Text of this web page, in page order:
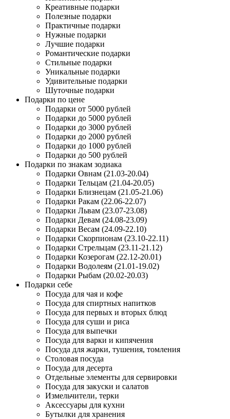
Креативные подарки
Полезные подарки
Практичные подарки
Нужные подарки
Лучшие подарки
Романтические подарки
Стильные подарки
Уникальные подарки
Удивительные подарки
Шуточные подарки
Подарки по цене
Подарки от 5000 рублей
Подарки до 5000 рублей
Подарки до 3000 рублей
Подарки до 2000 рублей
Подарки до 1000 рублей
Подарки до 500 рублей
Подарки по знакам зодиака
Подарки Овнам (21.03-20.04)
Подарки Тельцам (21.04-20.05)
Подарки Близнецам (21.05-21.06)
Подарки Ракам (22.06-22.07)
Подарки Львам (23.07-23.08)
Подарки Девам (24.08-23.09)
Подарки Весам (24.09-22.10)
Подарки Скорпионам (23.10-22.11)
Подарки Стрельцам (23.11-21.12)
Подарки Козерогам (22.12-20.01)
Подарки Водолеям (21.01-19.02)
Подарки Рыбам (20.02-20.03)
Подарки себе
Посуда для чая и кофе
Посуда для спиртных напитков
Посуда для первых и вторых блюд
Посуда для суши и риса
Посуда для выпечки
Посуда для варки и кипячения
Посуда для жарки, тушения, томления
Столовая посуда
Посуда для десерта
Отдельные элементы для сервировки
Посуда для закуски и салатов
Измельчители, терки
Аксессуары для кухни
Бутылки для хранения